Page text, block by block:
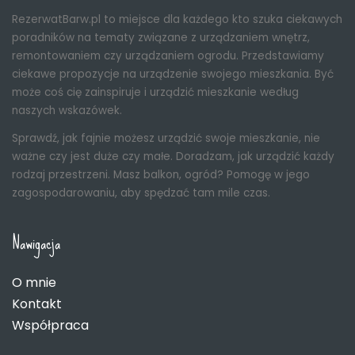
RezerwatBarw.pl to miejsce dla każdego kto szuka ciekawych
poradników na tematy związane z urządzaniem wnętrz,
remontowaniem czy urządzaniem ogrodu. Przedstawiamy
ciekawe propozycje na urządzenie swojego mieszkania. Być
może coś cię zainspiruje i urządzić mieszkanie według
naszych wskazówek.
Sprawdź, jak fajnie możesz urządzić swoje mieszkanie, nie
ważne czy jest duże czy małe. Doradzam, jak urządzić każdy
rodzaj przestrzeni. Masz balkon, ogród? Pomogę w jego
zagospodarowaniu, aby spędzać tam mile czas.
Nawigacja
O mnie
Kontakt
Współpraca